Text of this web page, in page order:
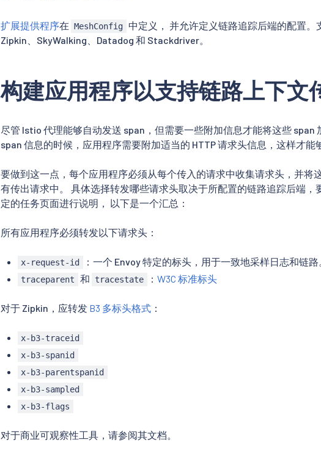
扩展提供程序在 MeshConfig 中定义， 并允许定义链路追踪后端的配置。
Zipkin、SkyWalking、Datadog 和 Stackdriver。
构建应用程序以支持链路上下文
尽管 Istio 代理能够自动发送 span，但需要一些附加信息才能将这些 span
span 信息的时候，应用程序需要附加适当的 HTTP 请求头信息，这样才能
要做到这一点，每个应用程序必须从每个传入的请求中收集请求头，并将
有传出请求中。 具体选择转发哪些请求头取决于所配置的链路追踪后端
定的任务页面进行说明， 以下是一个汇总：
所有应用程序必须转发以下请求头：
x-request-id ：一个 Envoy 特定的标头，用于一致地采样日志和链路
traceparent 和 tracestate ： W3C 标准标头
对于 Zipkin，应转发 B3 多标头格式 ：
x-b3-traceid
x-b3-spanid
x-b3-parentspanid
x-b3-sampled
x-b3-flags
对于商业可观察性工具，请参阅其文档。